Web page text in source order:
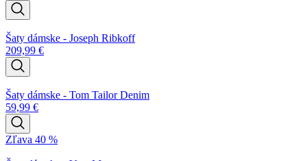
Šaty dámske - Joseph Ribkoff
209,99 €
Šaty dámske - Tom Tailor Denim
59,99 €
Zľava 40 %